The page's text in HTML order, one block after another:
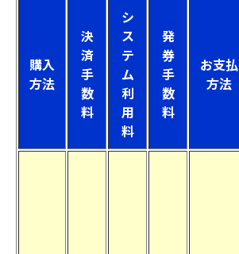
購入
方法
決
済
手
数
料
シ
ス
テ
ム
利
用
料
発
券
手
数
料
お支払
方法